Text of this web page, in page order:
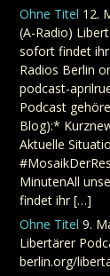
Ohne Titel 12.
(A-Radio)
sofort findet
Radios Berlin
podcast-
Podcast
Blog):*
Aktuelle
MinutenAll
findet ihr […]
Ohne Titel 9.
Libertärer
berlin.org/